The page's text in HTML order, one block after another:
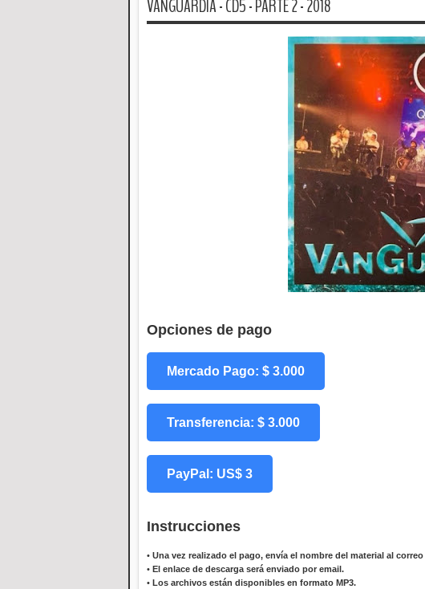
VANGUARDIA - CD5 - PARTE 2 - 2018
Opciones de pago
Mercado Pago: $ 3.000
Transferencia: $ 3.000
PayPal: US$ 3
Instrucciones
• Una vez realizado el pago, envía el nombre del material al correo
• El enlace de descarga será enviado por email.
• Los archivos están disponibles en formato MP3.